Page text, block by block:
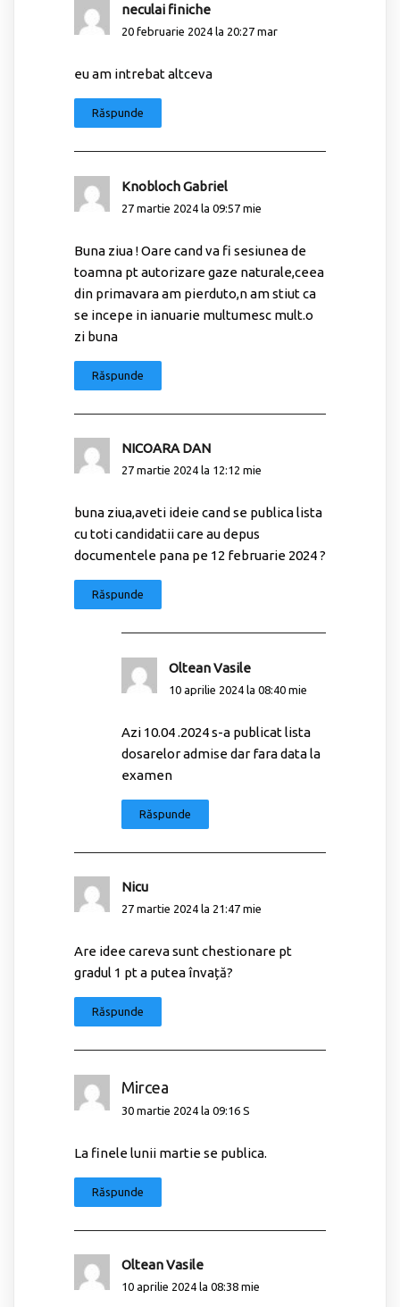
neculai finiche
20 februarie 2024 la 20:27 mar
eu am intrebat altceva
Răspunde
Knobloch Gabriel
27 martie 2024 la 09:57 mie
Buna ziua ! Oare cand va fi sesiunea de
toamna pt autorizare gaze naturale,ceea
din primavara am pierduto,n am stiut ca
se incepe in ianuarie multumesc mult.o
zi buna
Răspunde
NICOARA DAN
27 martie 2024 la 12:12 mie
buna ziua,aveti ideie cand se publica lista
cu toti candidatii care au depus
documentele pana pe 12 februarie 2024 ?
Răspunde
Oltean Vasile
10 aprilie 2024 la 08:40 mie
Azi 10.04 .2024 s-a publicat lista
dosarelor admise dar fara data la
examen
Răspunde
Nicu
27 martie 2024 la 21:47 mie
Are idee careva sunt chestionare pt
gradul 1 pt a putea învață?
Răspunde
Mircea
30 martie 2024 la 09:16 S
La finele lunii martie se publica.
Răspunde
Oltean Vasile
10 aprilie 2024 la 08:38 mie